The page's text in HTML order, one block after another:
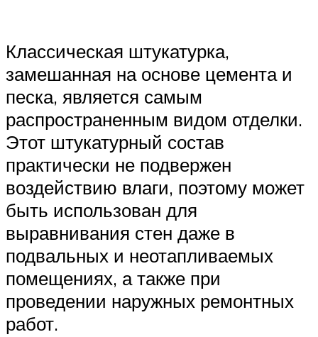
Классическая штукатурка,
замешанная на основе цемента и
песка, является самым
распространенным видом отделки.
Этот штукатурный состав
практически не подвержен
воздействию влаги, поэтому может
быть использован для
выравнивания стен даже в
подвальных и неотапливаемых
помещениях, а также при
проведении наружных ремонтных
работ.